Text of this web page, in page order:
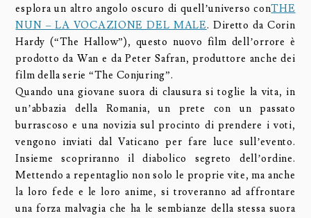
esplora un altro angolo oscuro di quell’universo conTHE
NUN – LA VOCAZIONE DEL MALE. Diretto da Corin
Hardy (“The Hallow”), questo nuovo film dell’orrore è
prodotto da Wan e da Peter Safran, produttore anche dei
film della serie “The Conjuring”.
Quando una giovane suora di clausura si toglie la vita, in
un’abbazia della Romania, un prete con un passato
burrascoso e una novizia sul procinto di prendere i voti,
vengono inviati dal Vaticano per fare luce sull’evento.
Insieme scopriranno il diabolico segreto dell’ordine.
Mettendo a repentaglio non solo le proprie vite, ma anche
la loro fede e le loro anime, si troveranno ad affrontare
una forza malvagia che ha le sembianze della stessa suora